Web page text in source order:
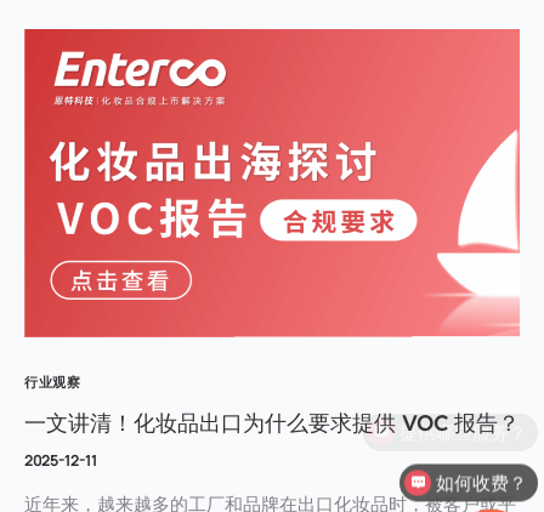
行业观察
一文讲清！化妆品出口为什么要求提供 VOC 报告？
2025-12-11
近年来，越来越多的工厂和品牌在出口化妆品时，被客户或平
如何收费？